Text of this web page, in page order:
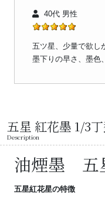
40代 男性
五ツ星、少量で欲し
墨下りの早さ、墨色
五星 紅花墨 1/3
Description
油煙墨 五
五星紅花星の特徴